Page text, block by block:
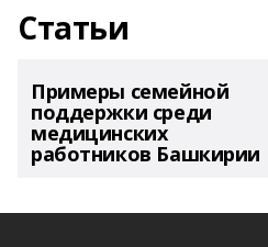
Статьи
Примеры семейной
поддержки среди
медицинских
работников Башкирии